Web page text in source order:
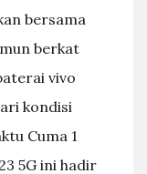
bersama
berkat
vivo
kondisi
Cuma 1
5G ini hadir